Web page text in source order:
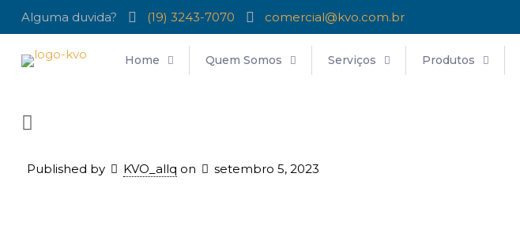
Alguma duvida? (19) 3243-7070 comercial@kvo.com.br
Home Quem Somos Serviços Produtos
Published by KVO_allq on setembro 5, 2023